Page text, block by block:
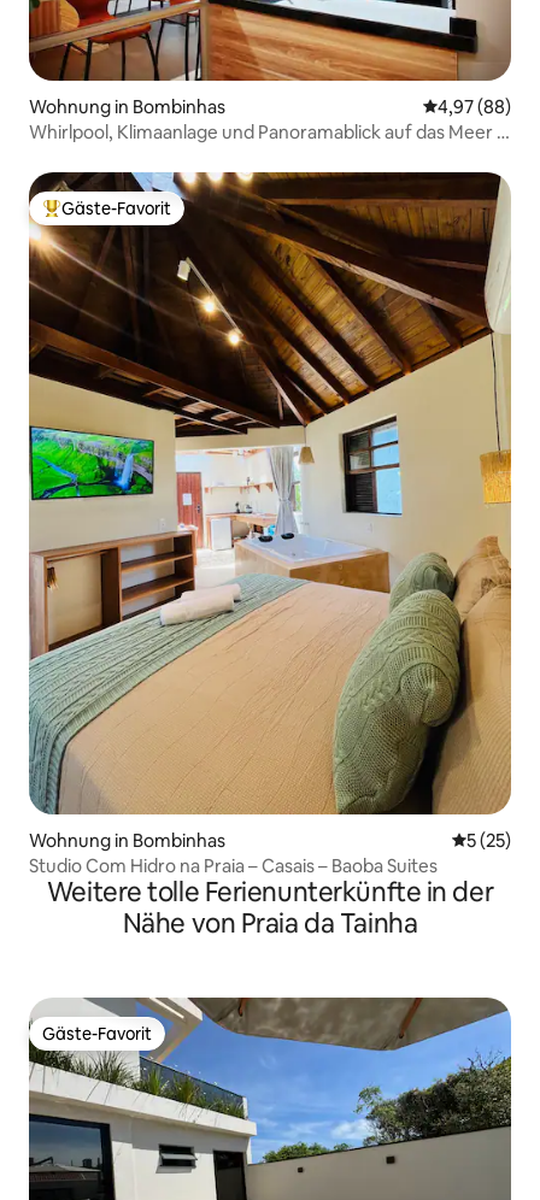
Wohnung in Bombinhas
4,97 (88)
Whirlpool, Klimaanlage und Panoramablick auf das Meer |
Beliebter Gäste-Favorit.
Gäste-Favorit
Wohnung in Bombinhas
5 (25)
Studio Com Hidro na Praia – Casais – Baoba Suites
Weitere tolle Ferienunterkünfte in der
Nähe von Praia da Tainha
Gäste-Favorit
Gäste-Favorit